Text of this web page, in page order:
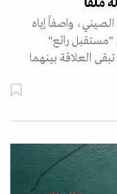
واصفاً إياه
رائع"
العلاقة بينهما